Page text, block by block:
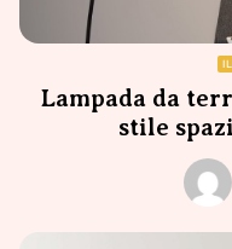
Lampada da
stile